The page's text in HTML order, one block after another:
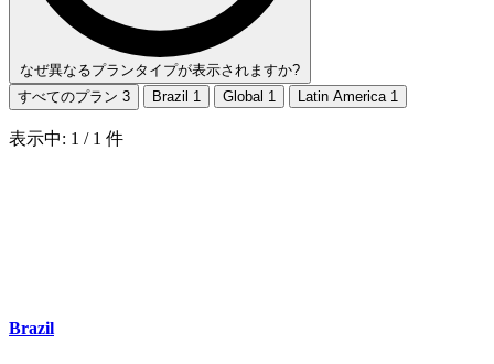
なぜ異なるプランタイプが表示されますか?
すべてのプラン 3 Brazil 1 Global 1 Latin America 1
表示中: 1 / 1 件
Brazil